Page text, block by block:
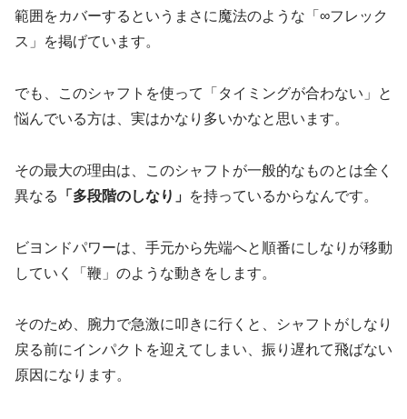
範囲をカバーするというまさに魔法のような「∞フレック
ス」を掲げています。
でも、このシャフトを使って「タイミングが合わない」と
悩んでいる方は、実はかなり多いかなと思います。
その最大の理由は、このシャフトが一般的なものとは全く
異なる
「多段階のしなり」 を持っているからなんです。
ビヨンドパワーは、手元から先端へと順番にしなりが移動
していく「鞭」のような動きをします。
そのため、腕力で急激に叩きに行くと、シャフトがしなり
戻る前にインパクトを迎えてしまい、振り遅れて飛ばない
原因になります。